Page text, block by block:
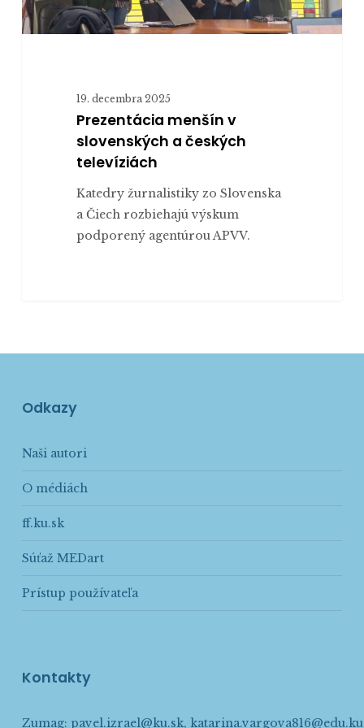
19. decembra 2025
Prezentácia menšín v
slovenských a českých
televíziách
Katedry žurnalistiky zo Slovenska
a Čiech rozbiehajú výskum
podporený agentúrou APVV.
Odkazy
Naši autori
O médiách
ff.ku.sk
Súťaž MEDart
Prístup používateľa
Kontakty
Zumag: pavel.izrael@ku.sk,